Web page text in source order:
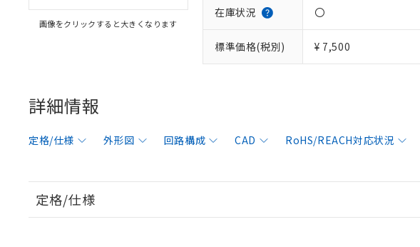
画像をクリックすると大きくなります
在庫状況 〇
標準価格(税別) ¥ 7,500
詳細情報
定格/仕様 外形図 回路構成 CAD RoHS/REACH対応状況
定格/仕様